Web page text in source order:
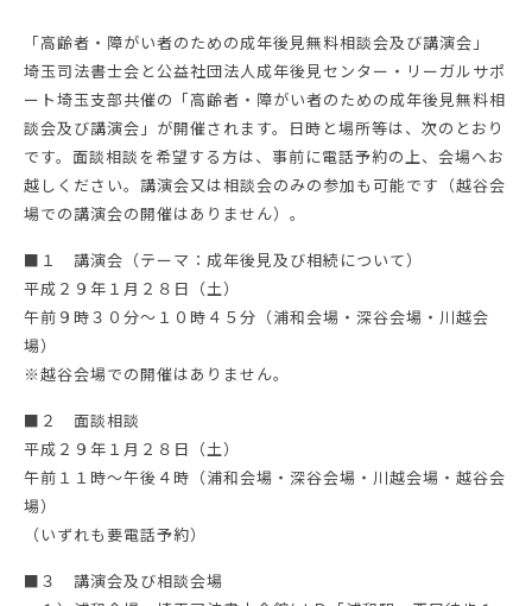
「高齢者・障がい者のための成年後見無料相談会及び講演会」
埼玉司法書士会と公益社団法人成年後見センター・リーガルサポ
ート埼玉支部共催の「高齢者・障がい者のための成年後見無料相
談会及び講演会」が開催されます。日時と場所等は、次のとおり
です。面談相談を希望する方は、事前に電話予約の上、会場へお
越しください。講演会又は相談会のみの参加も可能です（越谷会
場での講演会の開催はありません）。
■１ 講演会（テーマ：成年後見及び相続について）
平成２９年１月２８日（土）
午前９時３０分～１０時４５分（浦和会場・深谷会場・川越会
場）
※越谷会場での開催はありません。
■２ 面談相談
平成２９年１月２８日（土）
午前１１時～午後４時（浦和会場・深谷会場・川越会場・越谷会
場）
（いずれも要電話予約）
■３ 講演会及び相談会場